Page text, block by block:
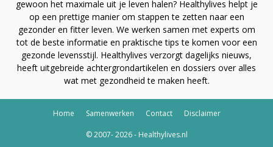
gewoon het maximale uit je leven halen? Healthylives helpt je
op een prettige manier om stappen te zetten naar een
gezonder en fitter leven. We werken samen met experts om
tot de beste informatie en praktische tips te komen voor een
gezonde levensstijl. Healthylives verzorgt dagelijks nieuws,
heeft uitgebreide achtergrondartikelen en dossiers over alles
wat met gezondheid te maken heeft.
Home Samenwerken Contact Disclaimer
© 2007- 2026 - Healthylives.nl